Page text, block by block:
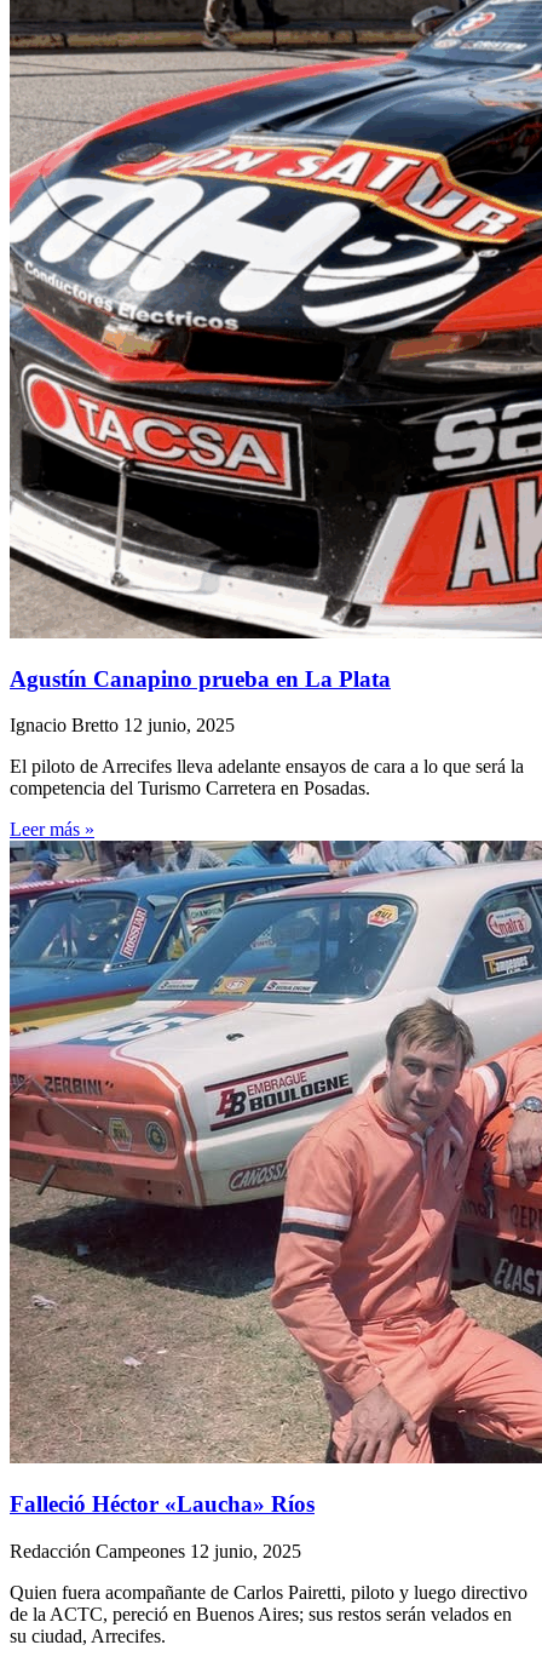
Agustín Canapino prueba en La Plata
Ignacio Bretto 12 junio, 2025
El piloto de Arrecifes lleva adelante ensayos de cara a lo que será la
competencia del Turismo Carretera en Posadas.
Leer más »
Falleció Héctor «Laucha» Ríos
Redacción Campeones 12 junio, 2025
Quien fuera acompañante de Carlos Pairetti, piloto y luego directivo
de la ACTC, pereció en Buenos Aires; sus restos serán velados en
su ciudad, Arrecifes.